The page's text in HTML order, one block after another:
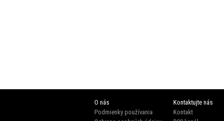
O nás
Podmienky používania
Kontaktujte nás
Kontakt